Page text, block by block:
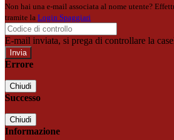
Non hai una e-mail associata al nome utente?
tramite la Login Spaggiari
E-mail inviata, si prega di controllare la
Errore
Chiudi
Successo
Chiudi
Informazione